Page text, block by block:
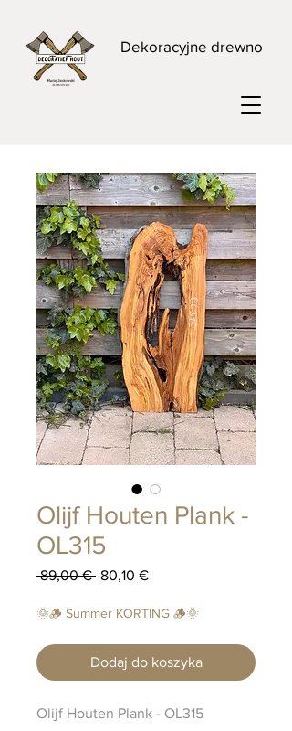
Dekoracyjne drewno
Olijf Houten Plank -
OL315
89,00 € Regularna
80,10 €Cena
🌞🪵 Summer KORTING 🪵🌞
Dodaj do koszyka
Olijf Houten Plank - OL315